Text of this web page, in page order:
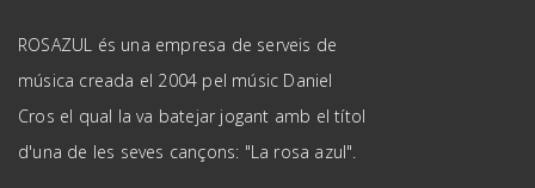
ROSAZUL és una empresa de serveis de
música creada el 2004 pel músic Daniel
Cros el qual la va batejar jogant amb el títol
d'una de les seves cançons: "La rosa azul".